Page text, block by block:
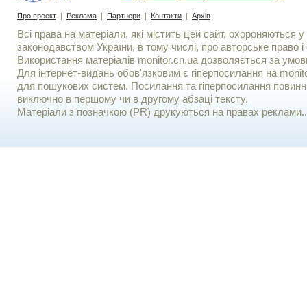
Про проект | Реклама | Партнери | Контакти | Архів
Всі права на матеріали, які містить цей сайт, охороняються у
законодавством України, в тому числі, про авторське право і
Використання матерiалiв monitor.cn.ua дозволяється за
Для iнтернет-видань обов'язковим є гiперпосилання на
для пошукових систем. Посилання та гіперпосилання
виключно в першому чи в другому абзаці тексту.
Матеріали з позначкою (PR) друкуються на правах реклами..